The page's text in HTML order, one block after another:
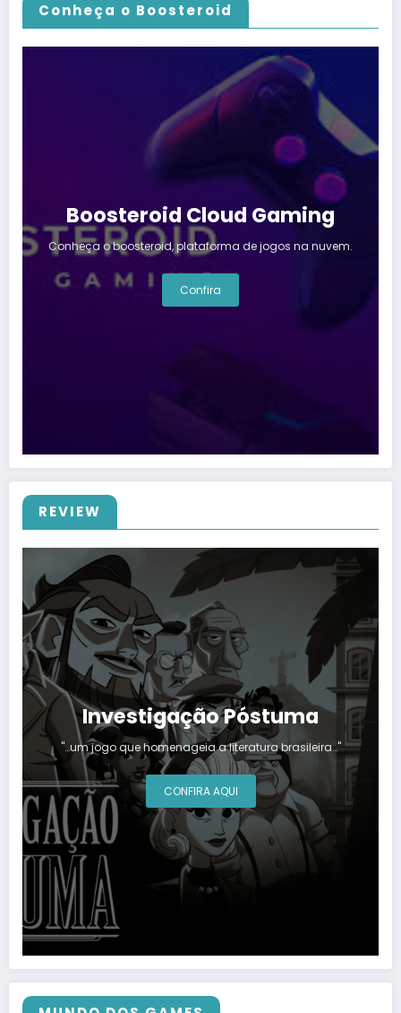
Conheça o Boosteroid
Boosteroid Cloud Gaming
Conheça o boosteroid, plataforma de jogos na nuvem.
Confira
REVIEW
Investigação Póstuma
"…um jogo que homenageia a literatura brasileira…"
CONFIRA AQUI